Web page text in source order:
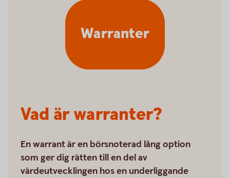
Vad är warranter?
En warrant är en börsnoterad lång option
som ger dig rätten till en del av
värdeutvecklingen hos en underliggande
Warranter